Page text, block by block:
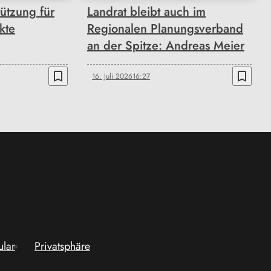
für
bookmark_border
Landrat bleibt auch im
Regionalen Planungsverband
an der Spitze: Andreas Meier
16. Juli 202616:27 bookmark_border
Privatsphäre